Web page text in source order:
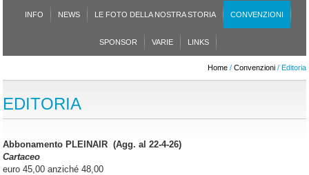
INFO NEWS LE FOTO DELLA NOSTRA STORIA CONVENZIONI
SPONSOR VARIE LINKS
Home/ Convenzioni/ Editoria
EDITORIA
Abbonamento PLEINAIR (Agg. al 22-4-26)
Cartaceo
euro 45,00 anziché 48,00